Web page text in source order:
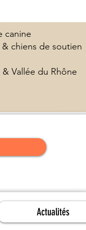
canine
chiens de soutien
Vallée du Rhône
Actualités